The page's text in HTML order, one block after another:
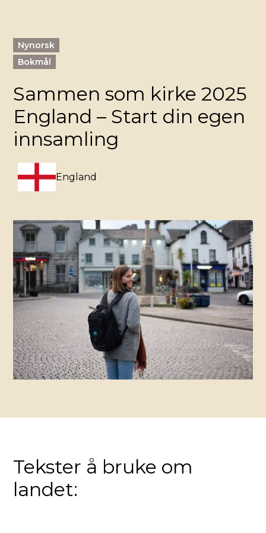
Nynorsk
Bokmål
Sammen som kirke 2025
England – Start din egen
innsamling
England
Tekster å bruke om
landet: